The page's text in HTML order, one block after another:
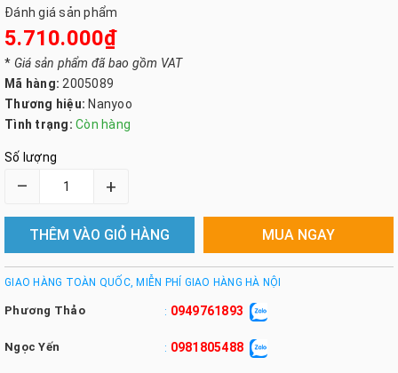
Đánh giá sản phẩm
5.710.000₫
* Giá sản phẩm đã bao gồm VAT
Mã hàng: 2005089
Thương hiệu: Nanyoo
Tình trạng: Còn hàng
Số lượng
– +
THÊM VÀO GIỎ HÀNG MUA NGAY
GIAO HÀNG TOÀN QUỐC, MIỄN PHÍ GIAO HÀNG HÀ NỘI
Phương Thảo : 0949761893
Ngọc Yến : 0981805488